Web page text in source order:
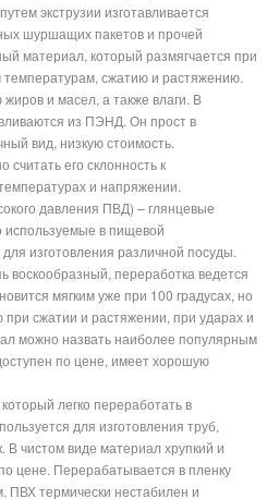
экструзии изготавливается
шуршащих пакетов и прочей
материал, который размягчается при
температурам, сжатию и растяжению.
и масел, а также влаги. В
из ПЭНД. Он прост в
вид, низкую стоимость.
его склонность к
и напряжении.
давления ПВД) – глянцевые
используемые в пищевой
изготовления различной посуды.
воскообразный, переработка ведется
мягким уже при 100 градусах, но
сжатии и растяжении, при ударах и
можно назвать наиболее популярным
по цене, имеет хорошую
легко переработать в
для изготовления труб,
В чистом виде материал хрупкий и
цене. Перерабатывается в пленку
ПВХ термически нестабилен и